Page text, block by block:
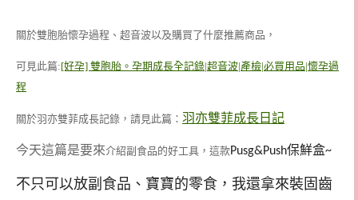
關於雙胞胎懷孕過程、超音波以及購買了什麼推薦商品，
可見此篇:[好孕] 雙胞胎。孕期成長全記錄|超音波|產檢|必買用品|懷孕過
程
關於羽亦雙菲成長記錄，請見此篇： 羽亦雙菲成長日記
今天這篇是要來介紹副食品的好工具，這款Pusg&Push保鮮盒~
不只可以放副食品、寶寶的零食，我還拿來裝固齒